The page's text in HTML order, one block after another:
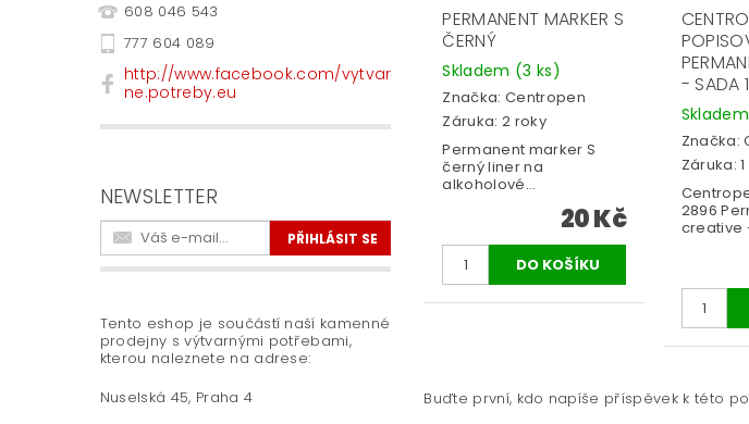
608 046 543
777 604 089
http://www.facebook.com/vytvar
ne.potreby.eu
NEWSLETTER
Tento eshop je součástí naší kamenné
prodejny s výtvarnými potřebami,
kterou naleznete na adrese:
Nuselská 45, Praha 4
PERMANENT MARKER S
ČERNÝ
Skladem (3 ks)
Značka: Centropen
Záruka: 2 roky
Permanent marker S
černý liner na
alkoholové...
20 Kč
- SADA
Skladem
Značka:
Záruka:
2896
creative
Buďte první, kdo napíše příspěvek k této